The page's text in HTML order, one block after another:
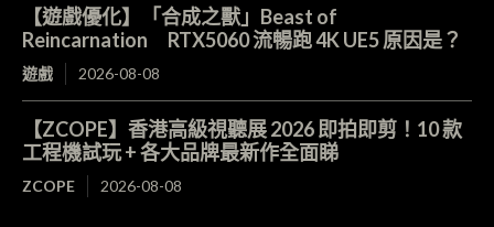
【遊戲優化】「合成之獸」Beast of
Reincarnation RTX5060 流暢跑 4K UE5 原因是？
遊戲 2026-08-08
【ZCOPE】香港高級視聽展 2026 即拍即剪！10 款
工程機試玩 + 各大品牌最新作全面睇
ZCOPE 2026-08-08